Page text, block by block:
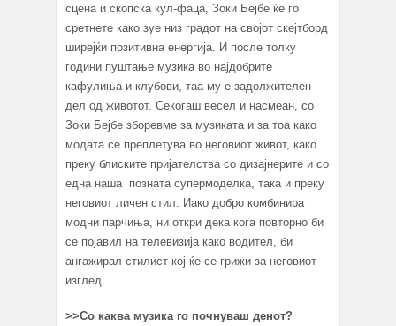
сцена и скопска кул-фаца, Зоки Бејбе ќе го
сретнете како зуе низ градот на својот скејтборд
ширејќи позитивна енергија. И после толку
години пуштање музика во најдобрите
кафулиња и клубови, таа му е задолжителен
дел од животот. Секогаш весел и насмеан, со
Зоки Бејбе зборевме за музиката и за тоа како
модата се преплетува во неговиот живот, како
преку блиските пријателства со дизајнерите и со
една наша позната супермоделка, така и преку
неговиот личен стил. Иако добро комбинира
модни парчиња, ни откри дека кога повторно би
се појавил на телевизија како водител, би
ангажирал стилист кој ќе се грижи за неговиот
изглед.
>>Со каква музика го почнуваш денот?